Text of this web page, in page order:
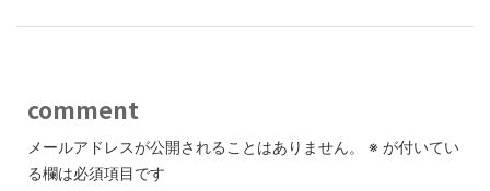
comment
メールアドレスが公開されることはありません。 ※ が付いてい
る欄は必須項目です